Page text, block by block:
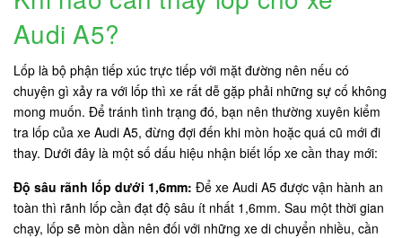
Audi A5?
Lốp là bộ phận tiếp xúc trực tiếp với mặt đường nên nếu có
chuyện gì xảy ra với lốp thì xe rất dễ gặp phải những sự cố không
mong muốn. Để tránh tình trạng đó, bạn nên thường xuyên kiểm
tra lốp của xe Audi A5, đừng đợi đến khi mòn hoặc quá cũ mới đi
thay. Dưới đây là một số dấu hiệu nhận biết lốp xe cần thay mới:
Độ sâu rãnh lốp dưới 1,6mm: Để xe Audi A5 được vận hành an
toàn thì rãnh lốp cần đạt độ sâu ít nhất 1,6mm. Sau một thời gian
chạy, lốp sẽ mòn dần nên đối với những xe di chuyển nhiều, cần